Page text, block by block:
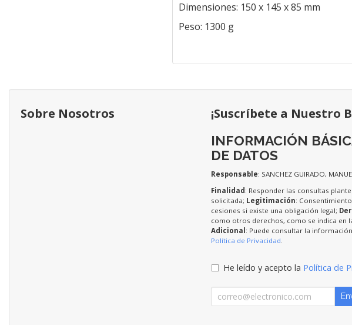
Dimensiones: 150 x 145 x 85 mm
Peso: 1300 g
Sobre Nosotros
¡Suscríbete a Nuestro
INFORMACIÓN
DE DATOS
Responsable: SANCHEZ GUIRADO,
Finalidad : Responder las consultas
solicitada; Legitimación:
cesiones si existe una obligación legal;
como otros derechos, como se indica en
Adicional : Puede consultar la
Política de Privacidad.
He leído y acepto la Política de